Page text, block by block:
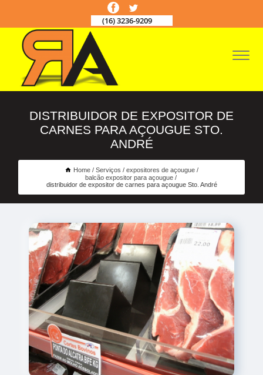
(16) 3236-9209
DISTRIBUIDOR DE EXPOSITOR DE
CARNES PARA AÇOUGUE STO.
ANDRÉ
Home Serviços
expositores de açougue
balcão expositor para açougue
distribuidor de expositor de carnes para açougue Sto. André